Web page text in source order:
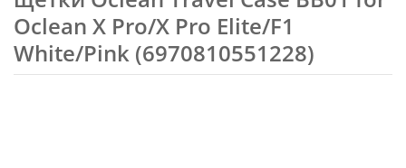
Oclean X Pro/X Pro Elite/F1
White/Pink (6970810551228)